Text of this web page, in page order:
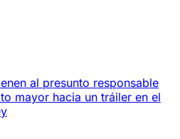
al presunto responsable
mayor hacia un tráiler en el